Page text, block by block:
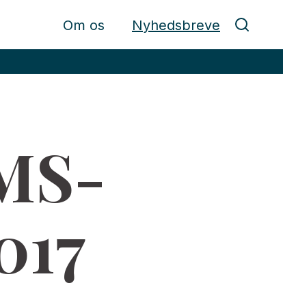
Om os Nyhedsbreve